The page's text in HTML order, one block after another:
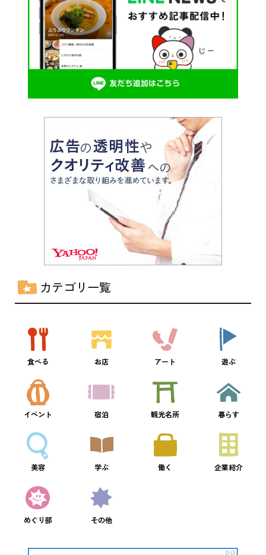
カテゴリ一覧
食べる お店 アート 遊ぶ
イベント 宿泊 観光名所 暮らす
美容 学ぶ 働く 企業紹介
めぐり部 その他